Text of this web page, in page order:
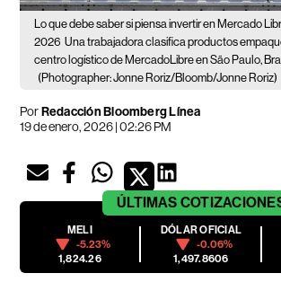
Lo que debe saber si piensa invertir en Mercado
2026 Una trabajadora clasifica productos
centro logístico de MercadoLibre en São Paulo,
(Photographer: Jonne Roriz/Bloomb/Jonne Roriz)
PorRedacción Bloomberg Línea
19 de enero, 2026 | 02:26 PM
ÚLTIMAS
MELI
-5.23%
1,824.26
DÓLAR OFICIAL
-0.06%
1,497.8606